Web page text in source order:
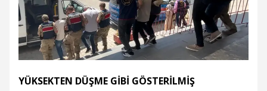
YÜKSEKTEN DÜŞME GİBİ GÖSTERİLMİŞ